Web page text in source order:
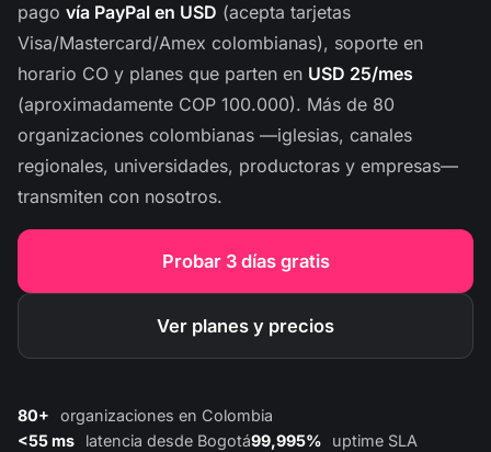
pago vía PayPal en USD (acepta tarjetas
Visa/Mastercard/Amex colombianas), soporte en
horario CO y planes que parten en USD 25/mes
(aproximadamente COP 100.000). Más de 80
organizaciones colombianas —iglesias, canales
regionales, universidades, productoras y empresas—
transmiten con nosotros.
Probar 3 días gratis
Ver planes y precios
80+
organizaciones en Colombia
<55 ms
latencia desde Bogotá99,995%
uptime SLA